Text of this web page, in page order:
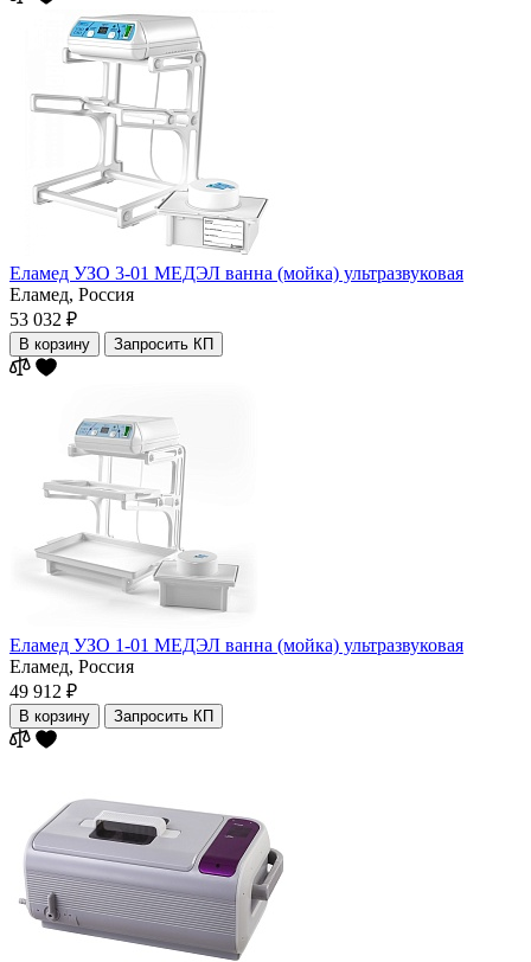
Еламед УЗО 3-01 МЕДЭЛ ванна (мойка) ультразвуковая
Еламед, Россия
53 032 ₽
В корзину Запросить КП
Еламед УЗО 1-01 МЕДЭЛ ванна (мойка) ультразвуковая
Еламед, Россия
49 912 ₽
В корзину Запросить КП